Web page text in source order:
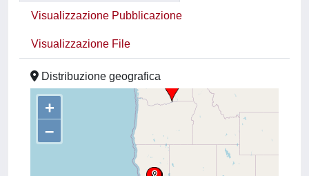
Visualizzazione Pubblicazione
Visualizzazione File
Distribuzione geografica
+
–